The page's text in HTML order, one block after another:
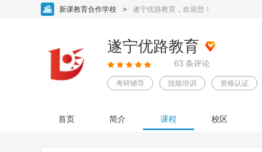
新课教育合作学校 > 遂宁优路教育，欢迎您！
遂宁优路教育
63 条评论
考研辅导 技能培训 资格认证
首页 简介 课程 校区